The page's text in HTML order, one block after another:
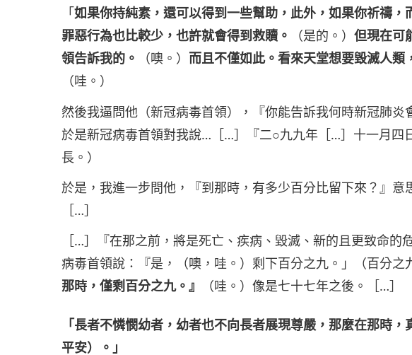
「如果你持純素，還可以得到一些幫助，此外，如果你祈禱
罪惡行為也比較少，也許就會得到救贖。
（是的。）但現在可
領告訴我的。
（噢。） 而且不僅如此。看來天堂想要毀滅人類
（哇。）
然後我逼問他（新冠病毒首領），『你能告訴我何時新冠肺炎
於是新冠病毒首領對我說…［…］『二○九九年［…］十一月四
長。）
於是，我進一步問他，『到那時，有多少百分比留下來？』意
［…］
［…］『在那之前，將是死亡、疾病、毀滅、新的且更致命的
病毒首領說：『是，（噢，哇。）剩下百分之九。」（百分之
那時，僅剩百分之九。』
（哇。）像是七十七年之後。［…］
「長者不憐憫幼者，幼者也不向長者展現尊嚴，那麼在那時
平安）。」